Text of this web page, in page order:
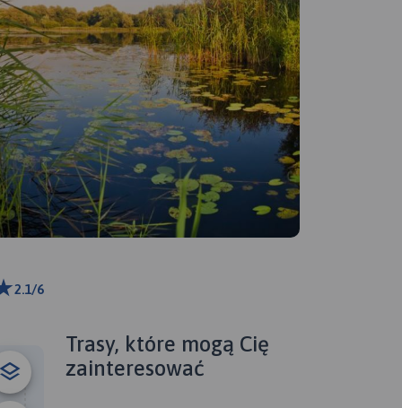
2.1/6
Trasy, które mogą Cię
zainteresować